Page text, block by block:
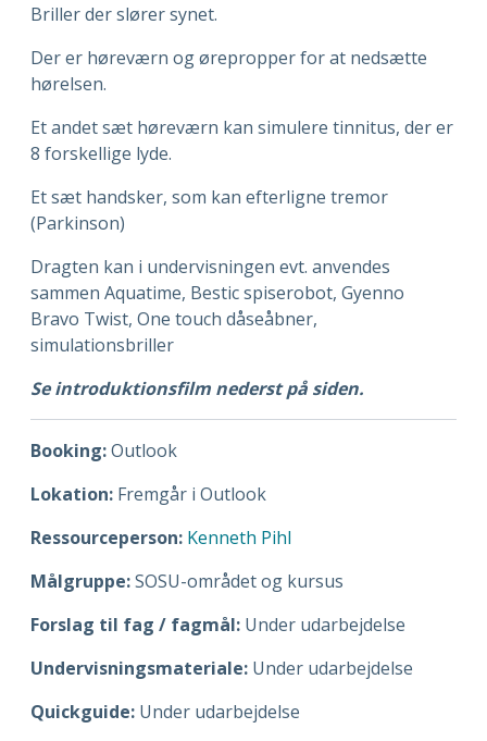
Briller der slører synet.
Der er høreværn og ørepropper for at nedsætte
hørelsen.
Et andet sæt høreværn kan simulere tinnitus, der er
8 forskellige lyde.
Et sæt handsker, som kan efterligne tremor
(Parkinson)
Dragten kan i undervisningen evt. anvendes
sammen Aquatime, Bestic spiserobot, Gyenno
Bravo Twist, One touch dåseåbner,
simulationsbriller
Se introduktionsfilm nederst på siden.
Booking:Outlook
Lokation: Fremgår i Outlook
Ressourceperson: Kenneth Pihl
Målgruppe:SOSU-området og kursus
Forslag til fag / fagmål: Under udarbejdelse
Undervisningsmateriale: Under udarbejdelse
Quickguide: Under udarbejdelse